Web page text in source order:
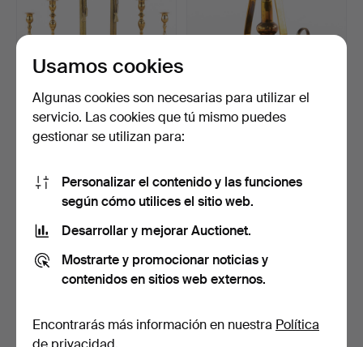
CANDELEROS, 3 pares,
entre ellos de latón.
2 días
53 USD
CANDELABRO DE BARCO.
Latón.
22 USD
Usamos cookies
Algunas cookies son necesarias para utilizar el
servicio. Las cookies que tú mismo puedes
gestionar se utilizan para:
Personalizar el contenido y las funciones
según cómo utilices el sitio web.
Desarrollar y mejorar Auctionet.
Mostrarte y promocionar noticias y
contenidos en sitios web externos.
Encontrarás más información en nuestra Política